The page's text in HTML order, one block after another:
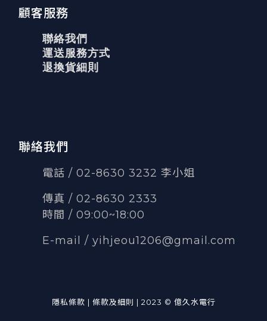
顧客服務
聯絡我們
運送服務方式
退換貨細則
聯絡我們
電話 / 02-8630 3232 李小姐
傳真 / 02-8630 2333
時間 / 09:00~18:00
E-mail / yihjeou1206@gmail.com
隱私條款 | 條款及細則 | 2023 © 億久水電行